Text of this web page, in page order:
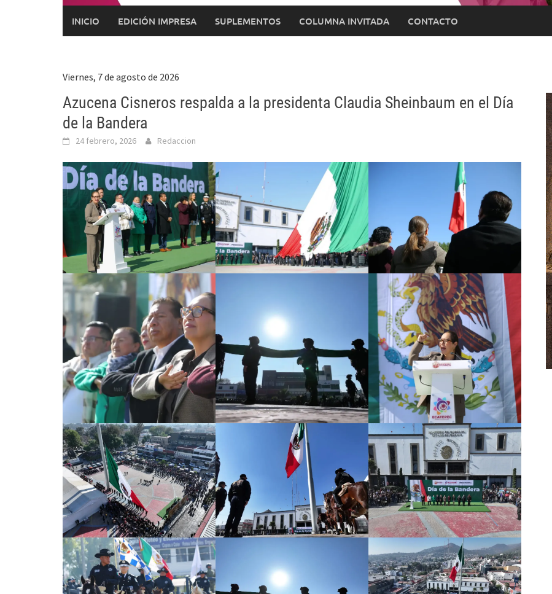
INICIO EDICIÓN IMPRESA SUPLEMENTOS COLUMNA INVITADA CONTACTO
Viernes, 7 de agosto de 2026
Azucena Cisneros respalda a la presidenta Claudia Sheinbaum en el Día
de la Bandera
24 febrero, 2026 Redaccion